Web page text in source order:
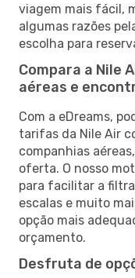
viagem mais fácil,
algumas razões
escolha para
Compara a Nile
aéreas e
Com a eDreams,
tarifas da Nile Air
companhias
oferta. O nosso
para facilitar a
escalas e muito
opção mais
orçamento.
Desfruta de